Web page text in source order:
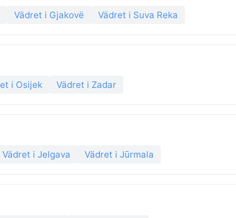
Vädret i Gjakovë Vädret i Suva Reka
i Osijek Vädret i Zadar
Vädret i Jelgava Vädret i Jūrmala